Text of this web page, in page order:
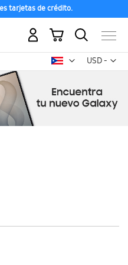
tarjetas de crédito.
USD -
dólar
Mi carrito